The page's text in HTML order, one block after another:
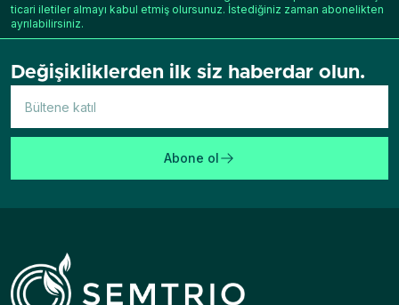
ticari iletiler almayı kabul etmiş olursunuz. İstediğiniz zaman abonelikten
ayrılabilirsiniz.
Değişikliklerden ilk siz haberdar olun.
Abone ol